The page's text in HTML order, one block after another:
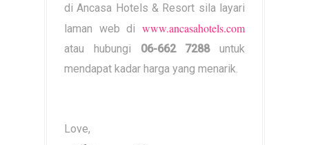
di Ancasa Hotels & Resort sila layari
laman web di www.ancasahotels.com
atau hubungi 06-662 7288untuk
mendapat kadar harga yang menarik.
Love,